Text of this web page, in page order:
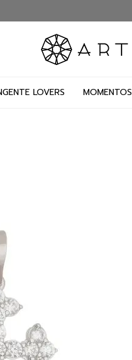
LOVERS MOMENTOS